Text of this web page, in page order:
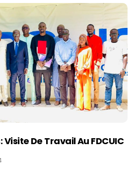
De Travail Au FDCUIC